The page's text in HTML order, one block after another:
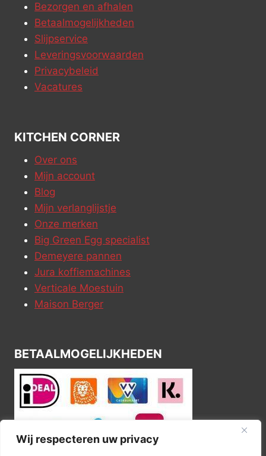
Wij respecteren uw privacy
Bezorgen en afhalen
Betaalmogelijkheden
Slijpservice
Leveringsvoorwaarden
Privacybeleid
Vacatures
KITCHEN CORNER
Over ons
Mijn account
Blog
Mijn verlanglijstje
Onze merken
Big Green Egg specialist
Demeyere pannen
Jura koffiemachines
Verticale Moestuin
Maison Berger
BETAALMOGELIJKHEDEN